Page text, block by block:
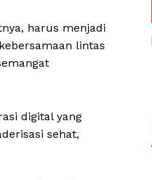
harus menjadi
lintas
digital yang
sehat,